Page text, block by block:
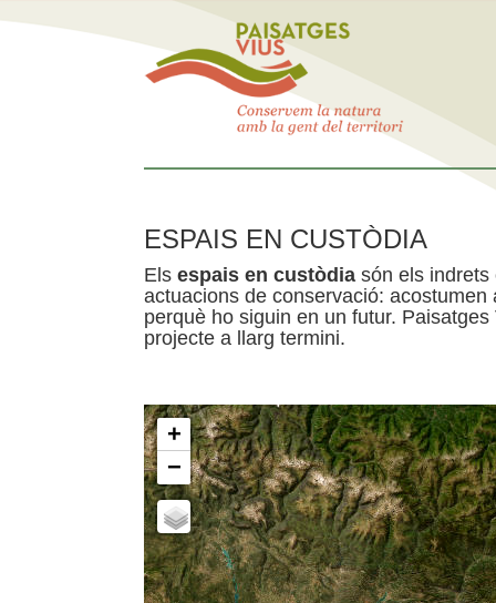
ESPAIS EN CUSTÒDIA
Els espais en custòdia són els indrets
actuacions de conservació:
perquè ho siguin en un futur.
projecte a llarg termini.
+
−